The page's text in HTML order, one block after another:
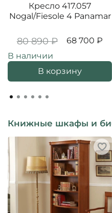
Кресло 417.057
Nogal/Fiesole 4 Panamar
80 890 ₽
68 700 ₽
В наличии
В корзину
Книжные шкафы и